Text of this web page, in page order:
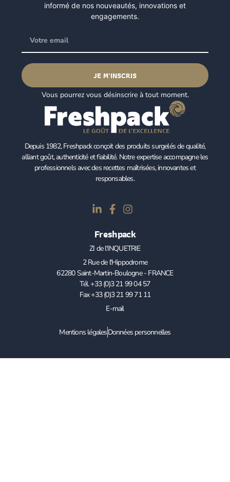
informé de nos nouveautés, innovations et
engagements.
JE M'INSCRIS
Vous pourrez vous désinscrire à tout moment.
Depuis 1982, Freshpack conçoit des produits surgelés de qualité,
alliant goût, authenticité et fiabilité. Notre expertise accompagne les
professionnels avec des recettes maîtrisées, innovantes et
responsables.
Freshpack
ZI de l'INQUETRIE
2 Rue de l'Hippodrome
62280 Saint-Martin-Boulogne - FRANCE
Tél. +33 (0)3 21 99 04 57
Fax +33 (0)3 21 99 71 11
E-mail
Mentions légalesDonnées personnelles